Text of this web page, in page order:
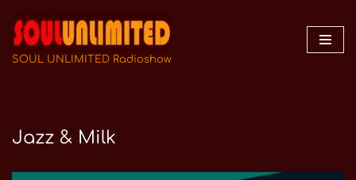
Zum
Inhalt
SOUL UNLIMITED Radioshow
Jazz & Milk